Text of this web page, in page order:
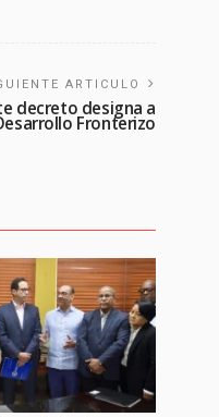
ARTICULO
decreto designa a
Fronterizo